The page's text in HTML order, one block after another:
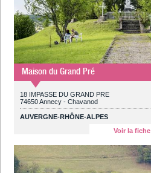
Maison du Grand Pré
18 IMPASSE DU GRAND PRE
74650 Annecy - Chavanod
AUVERGNE-RHÔNE-ALPES
Voir la fiche